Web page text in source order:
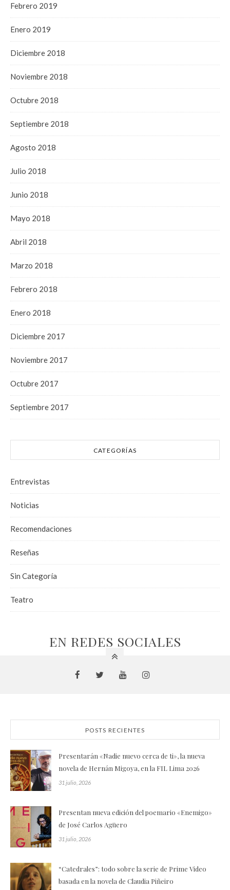
Febrero 2019
Enero 2019
Diciembre 2018
Noviembre 2018
Octubre 2018
Septiembre 2018
Agosto 2018
Julio 2018
Junio 2018
Mayo 2018
Abril 2018
Marzo 2018
Febrero 2018
Enero 2018
Diciembre 2017
Noviembre 2017
Octubre 2017
Septiembre 2017
CATEGORÍAS
Entrevistas
Noticias
Recomendaciones
Reseñas
Sin Categoría
Teatro
EN REDES SOCIALES
POSTS RECIENTES
Presentarán «Nadie nuevo cerca de ti», la nueva
novela de Hernán Migoya, en la FIL Lima 2026
31 julio, 2026
Presentan nueva edición del poemario «Enemigo»
de José Carlos Agüero
31 julio, 2026
“Catedrales”: todo sobre la serie de Prime Video
basada en la novela de Claudia Piñeiro